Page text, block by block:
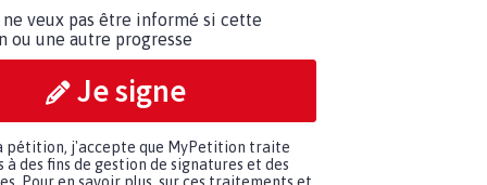
ne veux pas être informé si cette
ou une autre progresse
Je signe
pétition, j'accepte que MyPetition traite
à des fins de gestion de signatures et des
Pour en savoir plus, sur ces traitements et